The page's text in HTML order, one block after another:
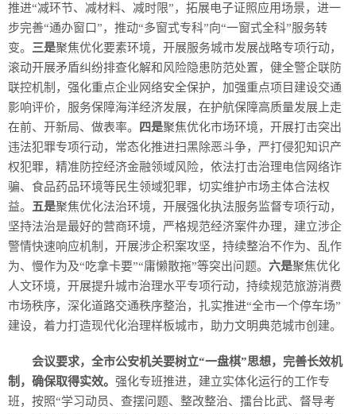
推进“减环节、减材料、减时限”，拓展电子证照应用场景，进一
步完善“通办窗口”，推动“多窗式专科”向“一窗式全科”服务转
变。 三是聚焦优化要素环境，开展服务城市发展战略专项行动，
滚动开展矛盾纠纷排查化解和风险隐患防范处置，健全警企联防
联控机制，强化重点企业网络安全保护，加强重点项目建设交通
影响评价，服务保障海洋经济发展，在护航保障高质量发展上走
在前、开新局、做表率。
四是聚焦优化市场环境，开展打击突出
违法犯罪专项行动，常态化推进扫黑除恶斗争，严打侵犯知识产
权犯罪，精准防控经济金融领域风险，依法打击治理电信网络诈
骗、食品药品环境等民生领域犯罪，切实维护市场主体合法权
益。 五是聚焦优化法治环境，开展强化执法服务监督专项行动，
坚持法治是最好的营商环境，严格规范经济案件办理，建立涉企
警情快速响应机制，开展涉企积案攻坚，持续整治不作为、乱作
为、慢作为及“吃拿卡要”“庸懒散拖”等突出问题。 六是聚焦优化
人文环境，开展提升城市治理水平专项行动，持续规范旅游消费
市场秩序，深化道路交通秩序整治，扎实推进“全市一个停车场”
建设，着力打造现代化治理样板城市，助力文明典范城市创建。
会议要求，全市公安机关要树立“一盘棋”思想，完善长效机
制，确保取得实效。 强化专班推进，建立实体化运行的工作专
班，按照“学习动员、查摆问题、整改整治、擂台比武、督导考